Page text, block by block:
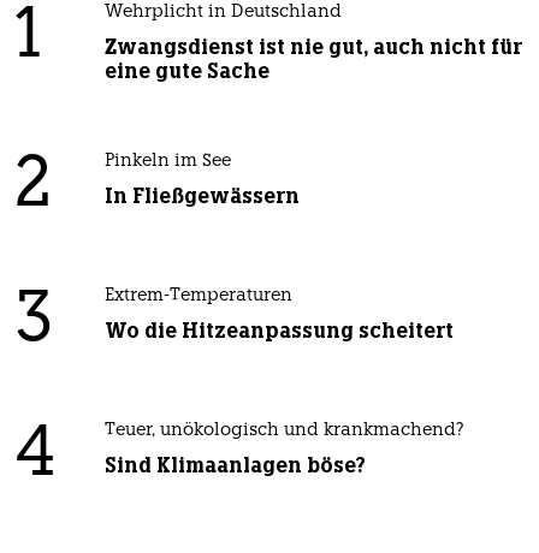
1 Wehrplicht in Deutschland
Zwangsdienst ist nie gut, auch nicht für
eine gute Sache
2 Pinkeln im See
In Fließgewässern
3 Extrem-Temperaturen
Wo die Hitzeanpassung scheitert
4 Teuer, unökologisch und krankmachend?
Sind Klimaanlagen böse?